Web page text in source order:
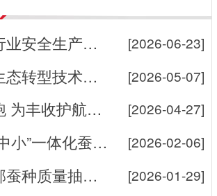
全省农药行业安全生产宣讲会举办
[2026-06-23]
全国农业生态转型技术体系推广应用培训班在江苏举办 [2026-05-07]
与阴雨赛跑 为丰收护航—姜堰区精准发力防控小麦赤霉病 [2026-04-27]
镇江市“大中小”一体化蚕桑文化科普基站启幕 [2026-02-06]
农业农村部蚕种质量抽查组来我省开展2026年春用蚕种质量抽查工作 [2026-01-29]